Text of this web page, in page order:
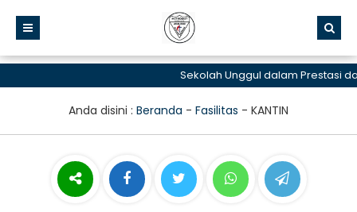
Sekolah Unggul dalam Prestasi dan
Anda disini : Beranda - Fasilitas - KANTIN